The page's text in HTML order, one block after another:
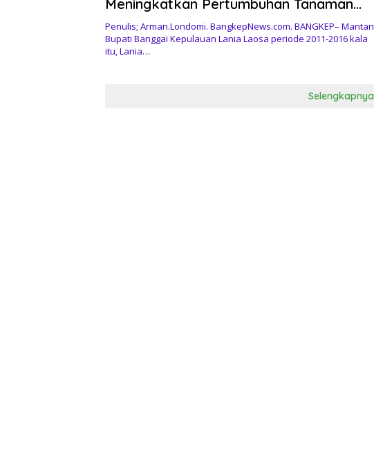
Meningkatkan Pertumbuhan Tanaman
Pertanian di Banggai Kepulauan
Penulis; Arman.Londomi. BangkepNews.com. BANGKEP– Mantan
Bupati Banggai Kepulauan Lania Laosa periode 2011-2016 kala
itu, Lania…
Selengkapnya